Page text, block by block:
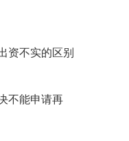
资不实的区别
不能申请再